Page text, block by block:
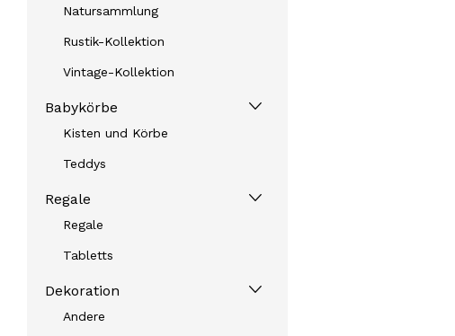
Natursammlung
Rustik-Kollektion
Vintage-Kollektion
Babykörbe
Kisten und Körbe
Teddys
Regale
Regale
Tabletts
Dekoration
Andere